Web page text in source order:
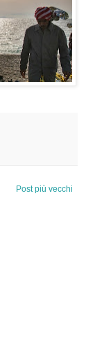
Post più vecchi